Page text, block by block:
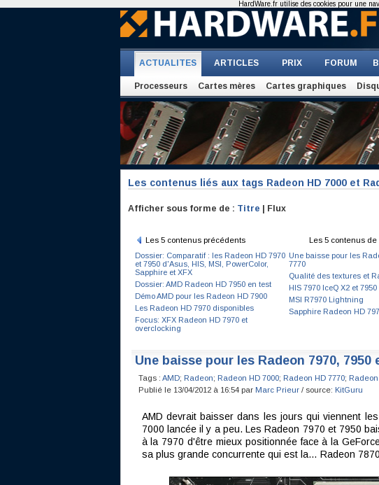
ACTUALITES ARTICLES PRIX FORUM
Processeurs Cartes mères Cartes graphiques
Les contenus liés aux tags Radeon HD 7000 et
Afficher sous forme de : Titre | Flux
Les 5 contenus précédents
Dossier: Comparatif : les Radeon HD 7970
et 7950 d'Asus, HIS, MSI, PowerColor,
Sapphire et XFX
Dossier: AMD Radeon HD 7950 en test
Démo AMD pour les Radeon HD 7900
Les Radeon HD 7970 disponibles
Focus: XFX Radeon HD 7970 et
overclocking
Les 5 contenus
Une baisse pour les
7770
Qualité des textures et
HIS 7970 IceQ X2 et 7950
MSI R7970 Lightning
Sapphire Radeon HD
Une baisse pour les Radeon 7970, 7950
Tags : AMD; Radeon; Radeon HD 7000; Radeon HD 7770; Radeon
Publié le 13/04/2012 à 16:54 par Marc Prieur/ source: KitGuru
AMD devrait baisser dans les jours qui viennent
7000 lancée il y a peu. Les Radeon 7970 et 7950
à la 7970 d'être mieux positionnée face à la
sa plus grande concurrente qui est la… Radeon
HardWare.fr utilise des cookies pour une